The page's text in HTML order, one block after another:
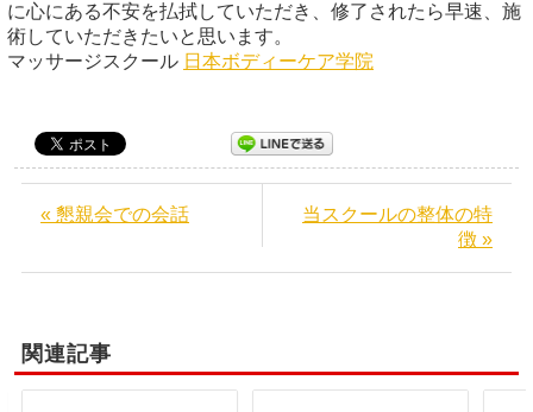
に心にある不安を払拭していただき、修了されたら早速、施
術していただきたいと思います。
マッサージスクール 日本ボディーケア学院
« 懇親会での会話
当スクールの整体の特
徴 »
関連記事